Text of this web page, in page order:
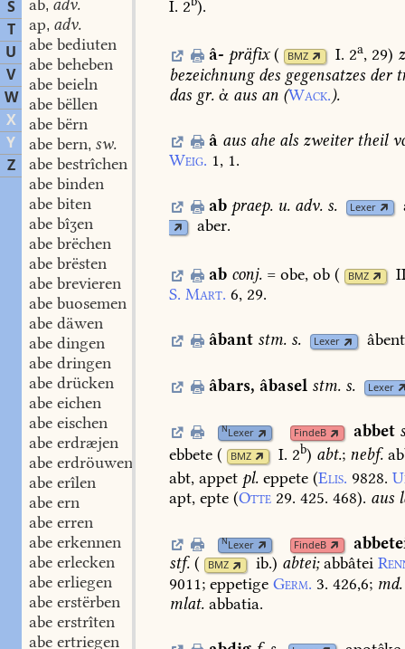
S
T
U
V
W
X
Y
Z
ab, adv.
ap, adv.
abe bediuten
abe beheben
abe beieln
abe bëllen
abe bërn
abe bern, sw.
abe bestrîchen
abe binden
abe biten
abe bîʒen
abe brëchen
abe brësten
abe brevieren
abe buosemen
abe däwen
abe dingen
abe dringen
abe drücken
abe eichen
abe eischen
abe erdræjen
abe erdröuwen
abe erîlen
abe ern
abe erren
abe erkennen
abe erlecken
abe erliegen
abe erstërben
abe erstrîten
abe ertriegen
I. 2 ).
â- präfix ( BMZ I. 2a, 29)
bezeichnungdes gegensatzes der
das gr. ἀ aus an (Wack.).
â ausahe alszweitertheil
Weig. 1, 1.
ab praep. u. adv. s. Lexer
aber.
ab conj.=obe,ob ( BMZ
S. Mart. 6, 29.
âbant stm. s. Lexer
âbars, âbasel stm. s. Lexer
NLexer FindeB abbet
ebbete ( BMZ I. 2b) abt.; nebf.
abt, appet pl. eppete (Elis. 9828.
apt, epte (Otte 29. 425. 468). aus
NLexer FindeB
stf. ( BMZ ib.) abtei; abbâtei
9011; eppetige Germ. 3. 426,6; md.
mlat. abbatia.